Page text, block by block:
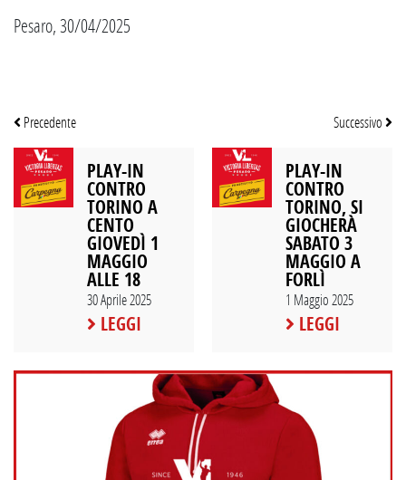
Pesaro, 30/04/2025
Precedente
PLAY-IN
CONTRO
TORINO A
CENTO
GIOVEDÌ 1
MAGGIO
ALLE 18
30 Aprile 2025
LEGGI
Successivo
PLAY-IN
CONTRO
TORINO, SI
GIOCHERÀ
SABATO 3
MAGGIO A
FORLÌ
1 Maggio 2025
LEGGI